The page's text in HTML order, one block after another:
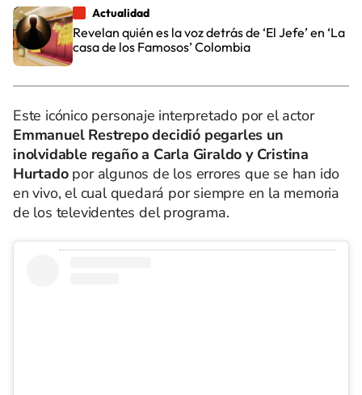
Actualidad
Revelan quién es la voz detrás de ‘El Jefe’ en ‘La
casa de los Famosos’ Colombia
Este icónico personaje interpretado por el actor
Emmanuel Restrepo decidió pegarles un
inolvidable regaño a Carla Giraldo y Cristina
Hurtadopor algunos de los errores que se han ido
en vivo, el cual quedará por siempre en la memoria
de los televidentes del programa.